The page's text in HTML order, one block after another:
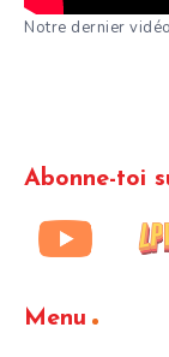
Notre dernier
Abonne-toi
Menu